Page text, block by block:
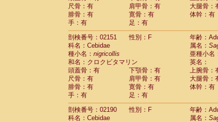
CercopithecidaeErythrocebus patas
CercopithecidaeMiopithecus talapoin
CercopithecidaeCercopithecinae spp.
CercopithecidaeColobus angolensis
CercopithecidaeColobus guereza (0)
Cercopithecidae Colobus polykomos
Cercopithecidae Piliocolobus badius
Cercopithecidae Kasi senex vetulus
CercopithecidaeKasi senex
CercopithecidaeNasalis larvatus(0)
CercopithecidaePresbytes
CercopithecidaePygathrix nemaeus
CercopithecidaeSemnopithecus
Cercopithecidae
Trachypithecus
尺骨：有
肩甲骨：有
大腿骨：
腓骨：有
寛骨：有
体幹：有
手：有
足：有
剖検番号：02151
性別：F
年齢：
科名：Cebidae
属名：
種小名： nigricollis
亜種小名
和名：クロクビタマリン
英名：
頭蓋骨：有
下顎骨：有
上腕骨：
尺骨：有
肩甲骨：有
大腿骨：
腓骨：有
寛骨：有
体幹：有
手：有
足：有
剖検番号：02190
性別：F
年齢：
科名：Cebidae
属名：